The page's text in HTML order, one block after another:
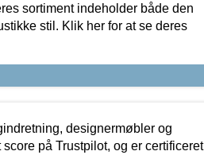
sortiment indeholder både den
stil. Klik her for at se deres
designermøbler og
på Trustpilot, og er certificeret